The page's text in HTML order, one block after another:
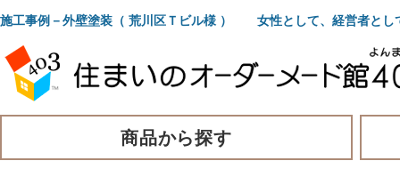
施工事例－外壁塗装（ 荒川区Ｔビル様 ） 女性として、経営者とし
商品から探す